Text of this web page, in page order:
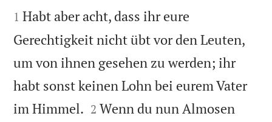


1 Habt aber acht, dass ihr eure
Gerechtigkeit nicht übt vor den Leuten,
um von ihnen gesehen zu werden; ihr
habt sonst keinen Lohn bei eurem Vater
im Himmel. 

2 Wenn du nun Almosen